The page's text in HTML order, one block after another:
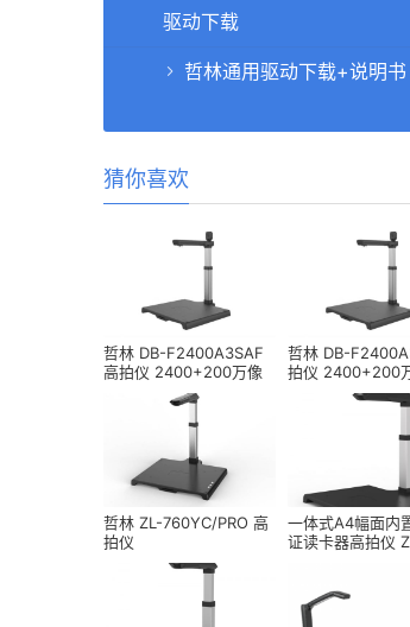
驱动下载
哲林通用驱动下载+说明书
猜你喜欢
哲林 DB-F2400A3SAF
高拍仪 2400+200万像
哲林 DB-
拍仪 2400+200
哲林 ZL-760YC/PRO 高
拍仪
一体式A4幅面内
证读卡器高拍仪